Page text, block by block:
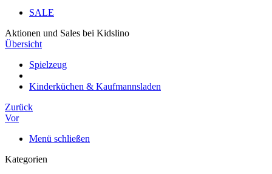
SALE
Aktionen und Sales bei Kidslino
Übersicht
Spielzeug
Kinderküchen & Kaufmannsladen
Zurück
Vor
Menü schließen
Kategorien